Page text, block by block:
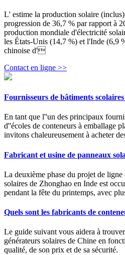
L' estime la production solaire
progression de 36,7 % par rapport à
production mondiale d'électricité
les États-Unis (14,7 %) et l'Inde (6,9
chinoise d'
Contact en ligne >>
Fournisseurs de bâtiments
En tant que l''un des principaux
d''écoles de conteneurs à emballage
invitons chaleureusement à acheter
Fabricant et usine de panneaux
La deuxième phase du projet de
solaires de Zhonghao en Inde est
pendant la fête du printemps, avec
Quels sont les fabricants de
Le guide suivant vous aidera à
générateurs solaires de Chine en
qualité, de son prix et de sa sécurité.